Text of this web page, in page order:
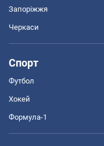
Запоріжжя
Черкаси
Спорт
Футбол
Хокей
Формула-1